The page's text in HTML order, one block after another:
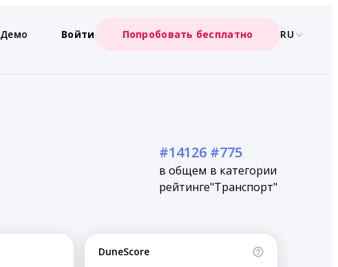
Демо Войти Попробовать бесплатно RU
#14126
в общем
рейтинге
#775
в категории
"Транспорт"
DuneScore